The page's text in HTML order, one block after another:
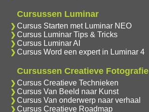
Cursussen Luminar
Cursus Starten met Luminar NEO
Cursus Luminar Tips & Tricks
Cursus Luminar AI
Cursus Word een expert in Luminar 4
Cursussen Creatieve Fotografie
Cursus Creatieve Technieken
Cursus Van Beeld naar Kunst
Cursus Van onderwerp naar verhaal
Cursus Creatieve Roadmap